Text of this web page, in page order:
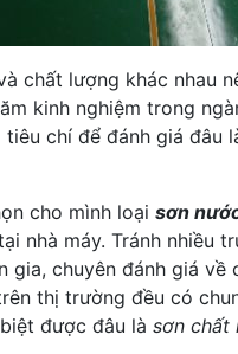
chất lượng khác nhau
kinh nghiệm trong
chí để đánh giá đâu
cho mình loại sơn
nhà máy. Tránh nhiều
chuyên đánh giá về
thị trường đều có
được đâu là sơn chất